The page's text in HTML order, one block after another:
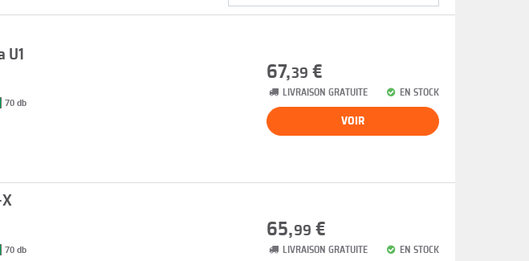
U1
70 db
67,39 €
LIVRAISON GRATUITE EN STOCK
VOIR
70 db
65,99 €
LIVRAISON GRATUITE EN STOCK